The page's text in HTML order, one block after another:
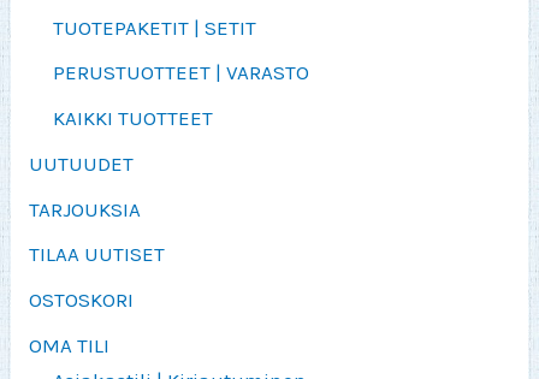
TUOTEPAKETIT | SETIT
PERUSTUOTTEET | VARASTO
KAIKKI TUOTTEET
UUTUUDET
TARJOUKSIA
TILAA UUTISET
OSTOSKORI
OMA TILI